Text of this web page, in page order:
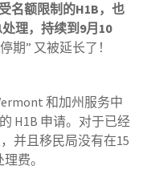
名额限制的H1B，也
理，持续到9月 10
期” 又被延长了！
和加州服务中
H1B 申请。对于已经
并且移民局没有在15
费。